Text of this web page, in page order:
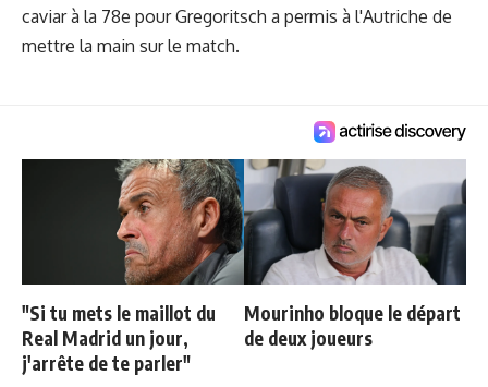
caviar à la 78e pour Gregoritsch a permis à l'Autriche de
mettre la main sur le match.
"Si tu mets le maillot du
Real Madrid un jour,
j'arrête de te parler"
Mourinho bloque le départ
de deux joueurs